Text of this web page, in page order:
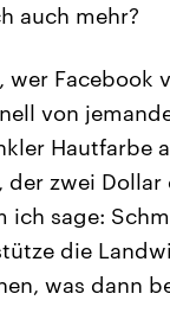
auch mehr?
wer Facebook
von
Hautfarbe
zwei
ich sage:
die
was dann